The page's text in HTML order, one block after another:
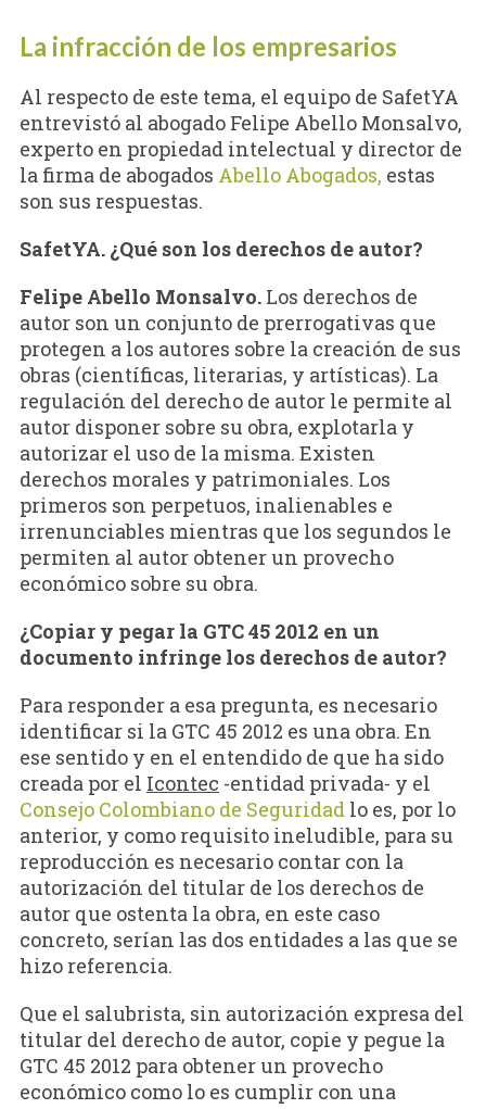
La infracción de los empresarios
Al respecto de este tema, el equipo de SafetYA
entrevistó al abogado Felipe Abello Monsalvo,
experto en propiedad intelectual y director de
la firma de abogados Abello Abogados, estas
son sus respuestas.
SafetYA. ¿Qué son los derechos de autor?
Felipe Abello Monsalvo. Los derechos de
autor son un conjunto de prerrogativas que
protegen a los autores sobre la creación de sus
obras (científicas, literarias, y artísticas). La
regulación del derecho de autor le permite al
autor disponer sobre su obra, explotarla y
autorizar el uso de la misma. Existen
derechos morales y patrimoniales. Los
primeros son perpetuos, inalienables e
irrenunciables mientras que los segundos le
permiten al autor obtener un provecho
económico sobre su obra.
¿Copiar y pegar la GTC 45 2012 en un
documento infringe los derechos de autor?
Para responder a esa pregunta, es necesario
identificar si la GTC 45 2012 es una obra. En
ese sentido y en el entendido de que ha sido
creada por el Icontec -entidad privada- y el
Consejo Colombiano de Seguridadlo es, por lo
anterior, y como requisito ineludible, para su
reproducción es necesario contar con la
autorización del titular de los derechos de
autor que ostenta la obra, en este caso
concreto, serían las dos entidades a las que se
hizo referencia.
Que el salubrista, sin autorización expresa del
titular del derecho de autor, copie y pegue la
GTC 45 2012 para obtener un provecho
económico como lo es cumplir con una